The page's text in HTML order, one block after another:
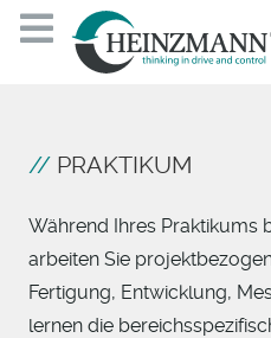
PRAKTIKUM
Während Ihres Praktikums
arbeiten Sie
Fertigung, Entwicklung,
lernen die